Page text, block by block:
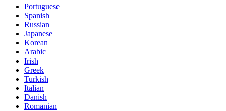
Portuguese
Spanish
Russian
Japanese
Korean
Arabic
Irish
Greek
Turkish
Italian
Danish
Romanian